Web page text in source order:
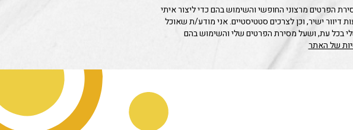
הפרטים מרצוני החופשי והשימוש בהם כדי ליצור איתי
דיוור ישיר, וכן לצרכים סטטיסטיים. אני מודע/ת שאוכל
בכל עת, ושעל מסירת הפרטים שלי והשימוש בהם
של האתר